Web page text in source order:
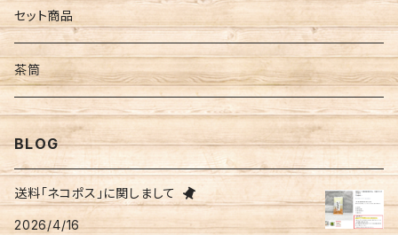
和紙
文具
便箋
季節物
金封
墨
セット商品
茶筒
BLOG
送料「ネコポス」に関しまして
2026/4/16